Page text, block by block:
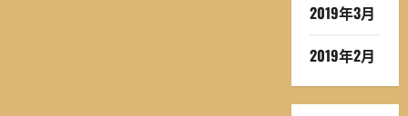
2019年3月
2019年2月